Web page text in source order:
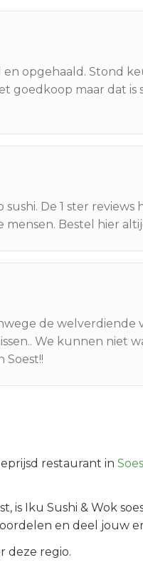
opgehaald. Stond
goedkoop maar dat is
De 1 ster reviews
Bestel hier
de welverdiende
We kunnen niet
Soest!!
restaurant in
, is Iku Sushi & Wok
en deel jouw
deze regio.